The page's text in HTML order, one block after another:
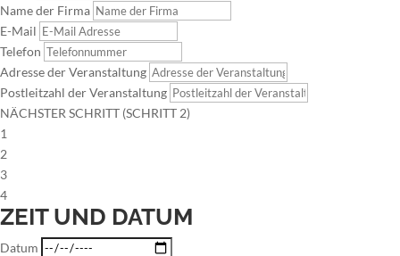
Name der Firma
E-Mail
Telefon
Adresse der Veranstaltung
Postleitzahl der Veranstaltung
NÄCHSTER SCHRITT (SCHRITT 2)
1
2
3
4
ZEIT UND DATUM
Datum